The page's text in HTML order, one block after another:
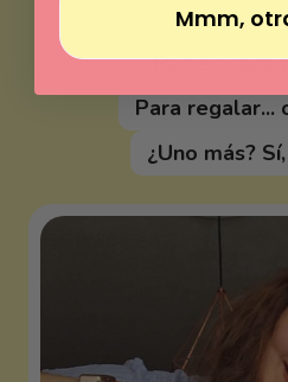
Pinta sin
Paz en cada
Para regalar...
¿Uno más?
Mmm,